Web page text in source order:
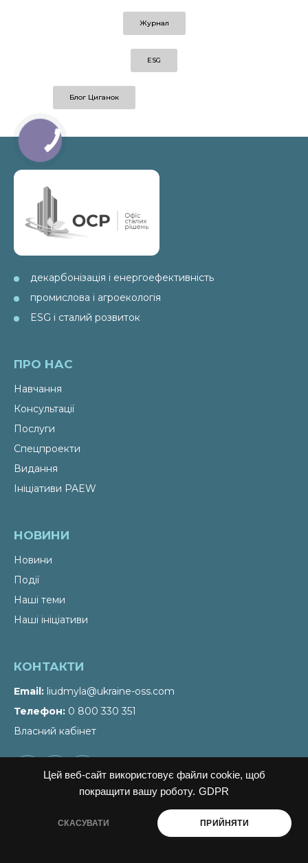
Цей веб-сайт використовує файли cookie, щоб
покращити вашу роботу. GDPR
СКАСУВАТИ ПРИЙНЯТИ
Журнал
ESG
Блог Циганок
декарбонізація і енергоефективність
промислова і агроекологія
ESG і сталий розвиток
ПРО НАС
Навчання
Консультації
Послуги
Спецпроекти
Видання
Ініціативи PAEW
НОВИНИ
Новини
Події
Наші теми
Наші ініціативи
КОНТАКТИ
Email liudmyla@ukraine-oss.com
Телефон 0 800 330 351
Власний кабінет